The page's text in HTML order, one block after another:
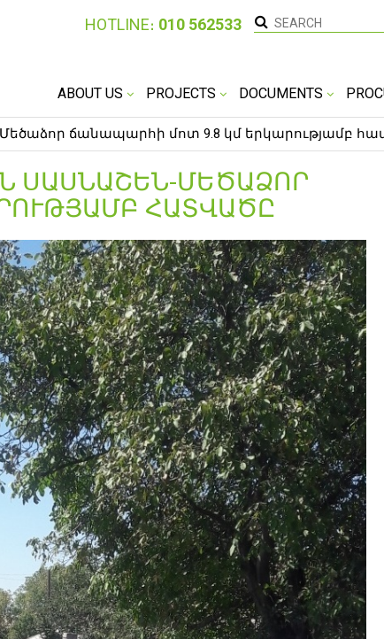
ABOUT US PROJECTS DOCUMENTS
HOTLINE։ 010 562533
ճանապարհի մոտ 9.8 կմ երկարությամբ
ՍԱՍՆԱՇԵՆ-ՄԵԾԱՁՈՐ
ՀԱՏՎԱԾԸ